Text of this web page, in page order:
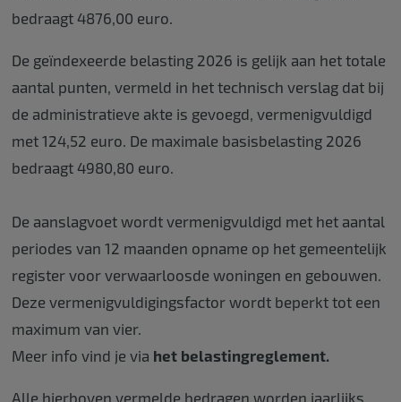
bedraagt 4876,00 euro.
De geïndexeerde belasting 2026 is gelijk aan het totale
aantal punten, vermeld in het technisch verslag dat bij
de administratieve akte is gevoegd, vermenigvuldigd
met 124,52 euro. De maximale basisbelasting 2026
bedraagt 4980,80 euro.
De aanslagvoet wordt vermenigvuldigd met het aantal
periodes van 12 maanden opname op het gemeentelijk
register voor verwaarloosde woningen en gebouwen.
Deze vermenigvuldigingsfactor wordt beperkt tot een
maximum van vier.
Meer info vind je via het belastingreglement.
Alle hierboven vermelde bedragen worden jaarlijks